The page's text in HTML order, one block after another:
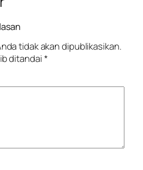
tidak akan dipublikasikan.
ditandai*